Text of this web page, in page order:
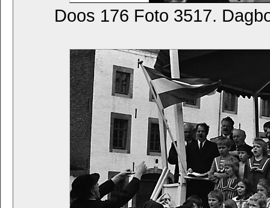
Doos 176 Foto 3517.